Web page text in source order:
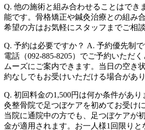
Q. 他の施術と組み合わせることはでき
能です。骨格矯正や鍼灸治療との組み
希望の方はお気軽にスタッフまでご相談
Q. 予約は必要ですか？ A. 予約優先制
電話（092-885-8205）でご予約いただ
ムーズにご案内できます。当日の空き
約なしでもお受けいただける場合があり
Q. 初回料金の1,500円は何か条件があ
灸整骨院で足つぼケアを初めてお受け
当院に通院中の方でも、足つぼケアが
金が適用されます。お一人様1回限りと